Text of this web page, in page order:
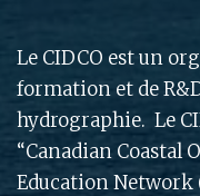
Le CIDCO est un
formation et de
hydrographie. Le
“Canadian Coastal
Education Network